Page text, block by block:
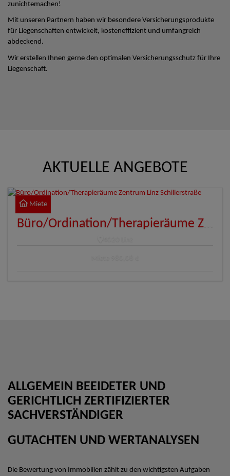
zunichtemachen!
Mit unseren Partnern haben wir besondere Versicherungsprodukte
für Liegenschaften entwickelt, kosteneffizient und umfangreich
abdeckend.
Wir erstellen Ihnen gerne den optimalen Versicherungsschutz für Ihre
Liegenschaft.
AKTUELLE ANGEBOTE
Miete
ALLGEMEIN BEEIDETER UND
GERICHTLICH ZERTIFIZIERTER
SACHVERSTÄNDIGER
GUTACHTEN UND WERTANALYSEN
Die Bewertung von Immobilien zählt zu den wichtigsten Aufgaben